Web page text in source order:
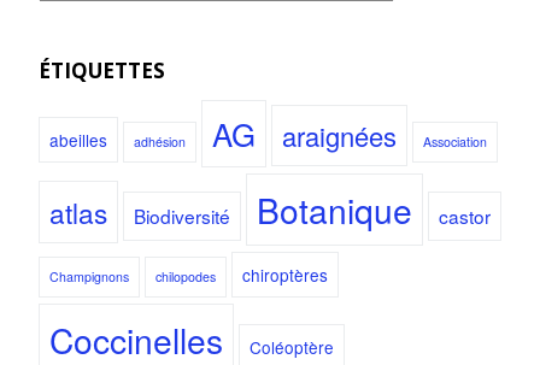
ÉTIQUETTES
abeilles adhésion AG araignées Association
atlas Biodiversité Botanique castor
Champignons chilopodes chiroptères
Coccinelles Coléoptère